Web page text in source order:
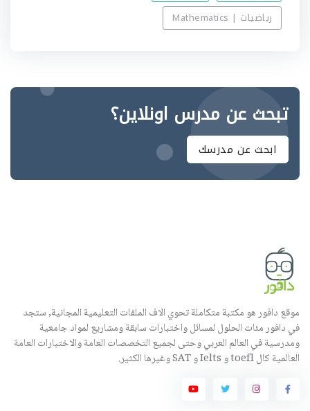
رياضيات | Mathematics
تبحث عن مدرس اونلاين؟
ابحث عن مدرسك
موقع دافور هو مكتبة متكاملة تحوي الاف الملفات التعليمية المجانية, ستجد
في دافور مئات الحلول لمسائل واختبارات سابقة ومشاريع لمواد جامعية
ومدرسية في العالم العربي وحتى لجميع التخصصات العامة والاختبارات العامة
العالمية كال toefl و Ielts و SAT وغيرها الكثير.